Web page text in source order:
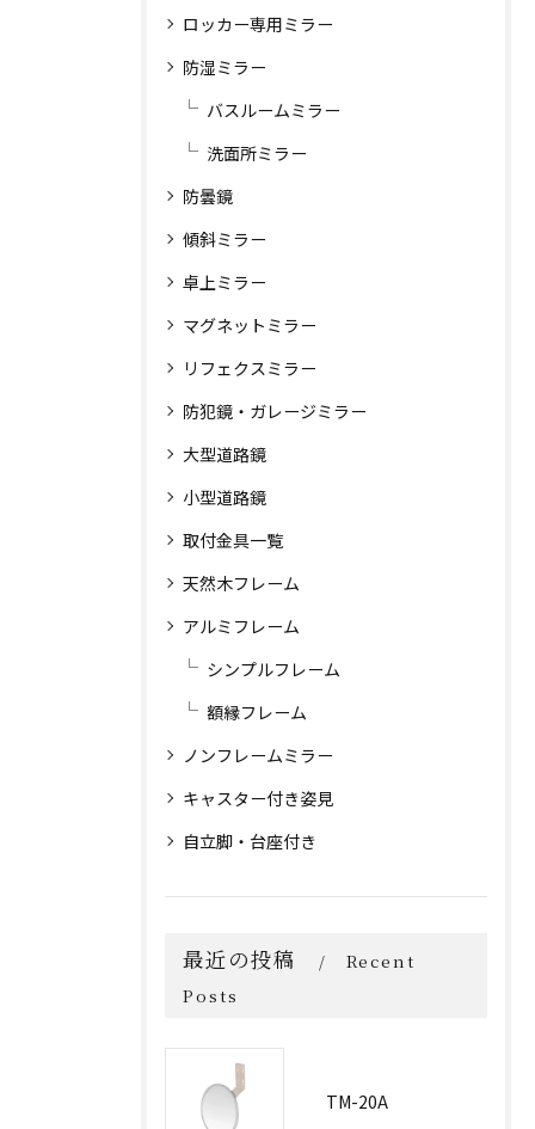
ロッカー専用ミラー
防湿ミラー
バスルームミラー
洗面所ミラー
防曇鏡
傾斜ミラー
卓上ミラー
マグネットミラー
リフェクスミラー
防犯鏡・ガレージミラー
大型道路鏡
小型道路鏡
取付金具一覧
天然木フレーム
アルミフレーム
シンプルフレーム
額縁フレーム
ノンフレームミラー
キャスター付き姿見
自立脚・台座付き
最近の投稿
Recent
Posts
TM-20A